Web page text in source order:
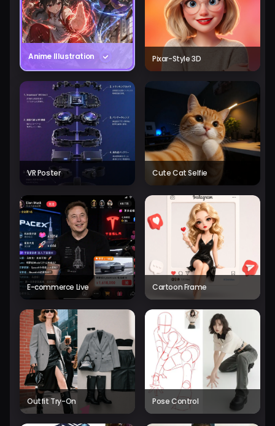
Anime Illustration Pixar-Style 3D
VR Poster Cute Cat Selfie
E-commerce Live Cartoon Frame
Outfit Try-On Pose Control